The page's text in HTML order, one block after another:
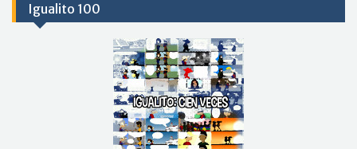
Igualito 100